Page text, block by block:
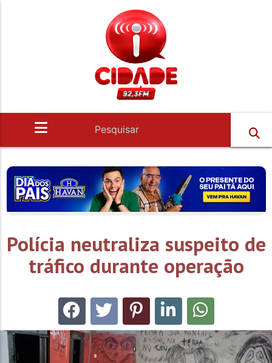
Polícia neutraliza suspeito de
tráfico durante operação